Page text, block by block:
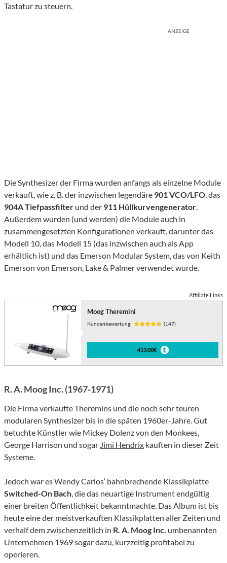
Tastatur zu steuern.
ANZEIGE
Die Synthesizer der Firma wurden anfangs als einzelne Module
verkauft, wie z. B. der inzwischen legendäre 901 VCO/LFO, das
904A Tiefpassfilter und der 911 Hüllkurvengenerator.
Außerdem wurden (und werden) die Module auch in
zusammengesetzten Konfigurationen verkauft, darunter das
Modell 10, das Modell 15 (das inzwischen auch als App
erhältlich ist) und das Emerson Modular System, das von Keith
Emerson von Emerson, Lake & Palmer verwendet wurde.
Affiliate Links
Moog Theremini
Kundenbewertung: (147)
413,00€
R. A. Moog Inc. (1967-1971)
Die Firma verkaufte Theremins und die noch sehr teuren
modularen Synthesizer bis in die späten 1960er-Jahre. Gut
betuchte Künstler wie Mickey Dolenz von den Monkees,
George Harrison und sogar Jimi Hendrix kauften in dieser Zeit
Systeme.
Jedoch war es Wendy Carlos‘ bahnbrechende Klassikplatte
Switched-On Bach, die das neuartige Instrument endgültig
einer breiten Öffentlichkeit bekanntmachte. Das Album ist bis
heute eine der meistverkauften Klassikplatten aller Zeiten und
verhalf dem zwischenzeitlich in R. A. Moog Inc. umbenannten
Unternehmen 1969 sogar dazu, kurzzeitig profitabel zu
operieren.